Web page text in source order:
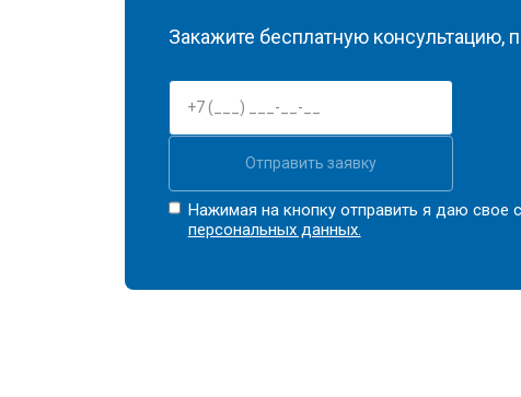
Закажите бесплатную консультацию,
Отправить заявку
Нажимая на кнопку отправить я даю свое
персональных данных.